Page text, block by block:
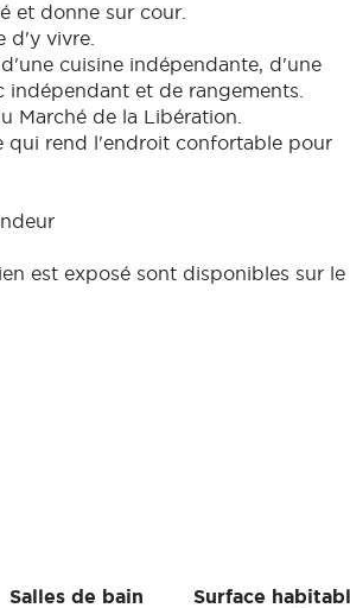
et donne sur cour.
d'y vivre.
cuisine indépendante, d'une
et de rangements.
Marché de la Libération.
qui rend l'endroit confortable pour
est exposé sont disponibles sur le
Salles de bain
Surface